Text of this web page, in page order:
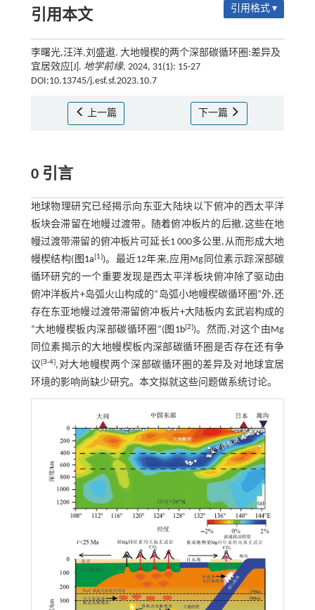
引用本文 引用格式 ▾
李曙光,汪洋,刘盛遨. 大地幔楔的两个深部碳循环圈:差异及
宜居效应[J]. 地学前缘, 2024, 31(1): 15-27
DOI:10.13745/j.esf.sf.2023.10.7
上一篇 下一篇
0 引言
地球物理研究已经揭示向东亚大陆块以下俯冲的西太平洋
板块会滞留在地幔过渡带。随着俯冲板片的后撤,这些在地
幔过渡带滞留的俯冲板片可延长1 000多公里,从而形成大地
幔楔结构( 图1a[1])。最近12年来,应用Mg同位素示踪深部碳
循环研究的一个重要发现是西太平洋板块俯冲除了驱动由
俯冲洋板片+岛弧火山构成的“岛弧小地幔楔碳循环圈”外,还
存在东亚地幔过渡带滞留俯冲板片+大陆板内玄武岩构成的
“大地幔楔板内深部碳循环圈”(图1b[2])。然而,对这个由Mg
同位素揭示的大地幔楔板内深部碳循环圈是否存在还有争
议[3-4],对大地幔楔两个深部碳循环圈的差异及对地球宜居
环境的影响尚缺少研究。本文拟就这些问题做系统讨论。